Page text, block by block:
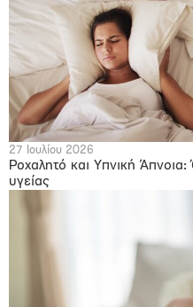
27 Ιουλίου 2026
Ροχαλητό και Υπνική
υγείας